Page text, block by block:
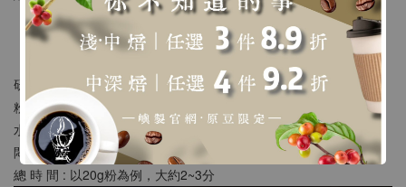
【沖煮建議】
研 磨 : 類似二號砂糖粗細
粉 水 比 : 1:15 ~ 18
水 溫 : 90 ~ 93度
悶蒸時間 : 30秒
總 時 間 : 以20g粉為例，大約2~3分